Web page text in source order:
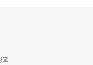
교